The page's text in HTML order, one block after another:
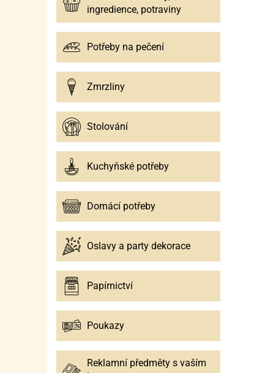
ingredience, potraviny
Potřeby na pečení
Zmrzliny
Stolování
Kuchyňské potřeby
Domácí potřeby
Oslavy a party dekorace
Papírnictví
Poukazy
Reklamní předměty s vaším